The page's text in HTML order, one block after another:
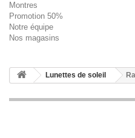
Montres
Promotion 50%
Notre équipe
Nos magasins
Lunettes de soleil